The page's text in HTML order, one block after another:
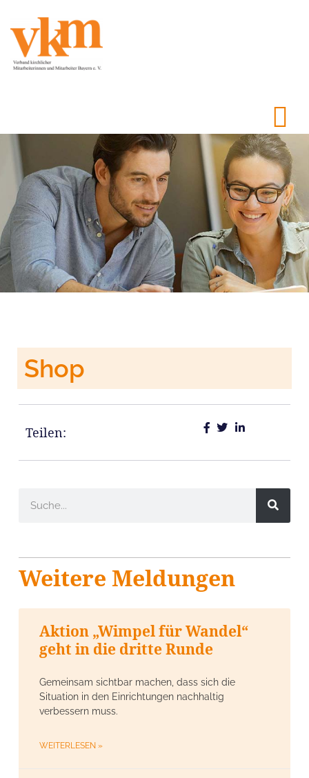
Shop
Teilen:
Weitere Meldungen
Aktion „Wimpel für Wandel“
geht in die dritte Runde
Gemeinsam sichtbar machen, dass sich die
Situation in den Einrichtungen nachhaltig
verbessern muss.
WEITERLESEN »